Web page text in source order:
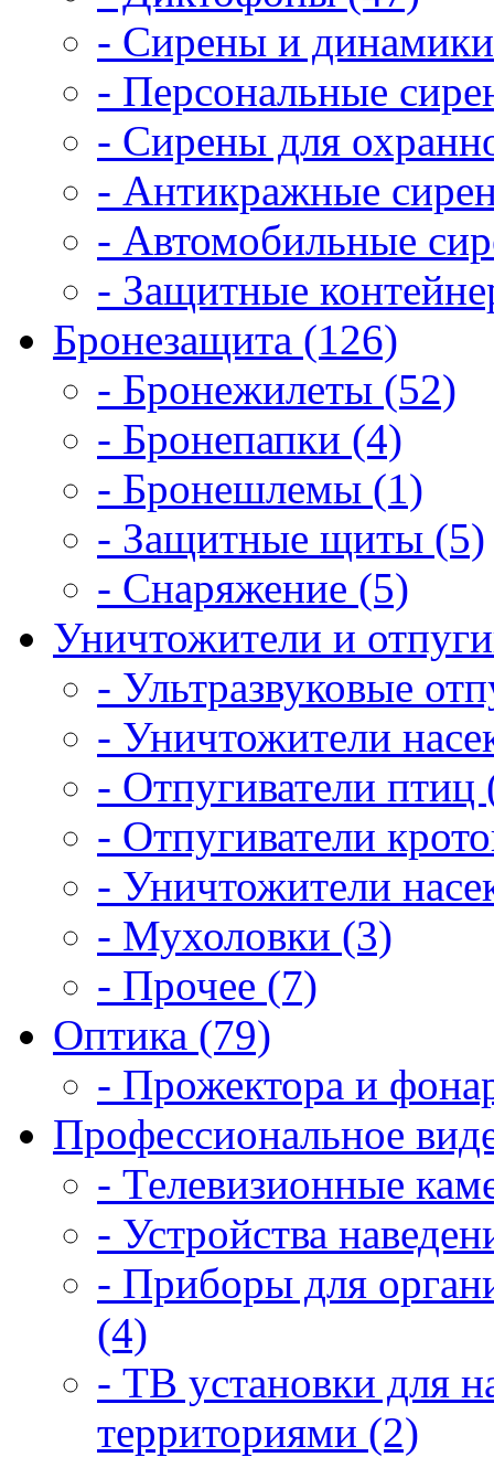
- Сирены и
- Персональные
- Сирены для
- Антикражные
- Автомобильные
- Защитные
Бронезащита (126)
- Бронежилеты (52)
- Бронепапки (4)
- Бронешлемы (1)
- Защитные щиты (5)
- Снаряжение (5)
Уничтожители и
- Ультразвуковые
- Уничтожители
- Отпугиватели птиц
- Отпугиватели
- Уничтожители
- Мухоловки (3)
- Прочее (7)
Оптика (79)
- Прожектора и
Профессиональное
- Телевизионные
- Устройства
- Приборы для
(4)
- ТВ установки для
территориями (2)